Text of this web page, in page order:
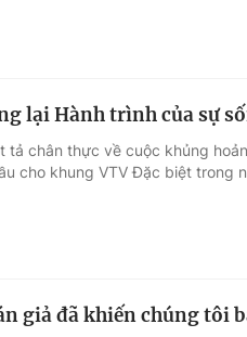
lại Hành trình của sự
tả chân thực về cuộc khủng
cho khung VTV Đặc biệt trong
giả đã khiến chúng tôi